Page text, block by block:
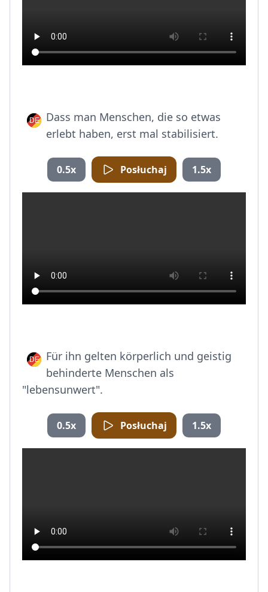
Dass man Menschen, die so etwas
erlebt haben, erst mal stabilisiert.
0.5x Posłuchaj 1.5x
Für ihn gelten körperlich und geistig
behinderte Menschen als
"lebensunwert".
0.5x Posłuchaj 1.5x